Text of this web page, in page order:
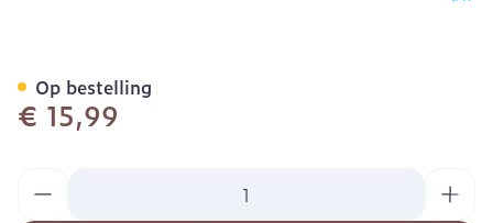
€ 15,99
Op bestelling